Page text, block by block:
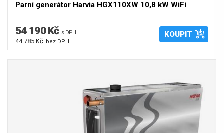
Parní generátor Harvia HGX110XW 10,8 kW WiFi
54 190 Kč s DPH
44 785 Kč bez DPH
KOUPIT